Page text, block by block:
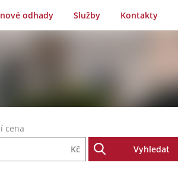
odhady Služby Kontakty
cena
Kč